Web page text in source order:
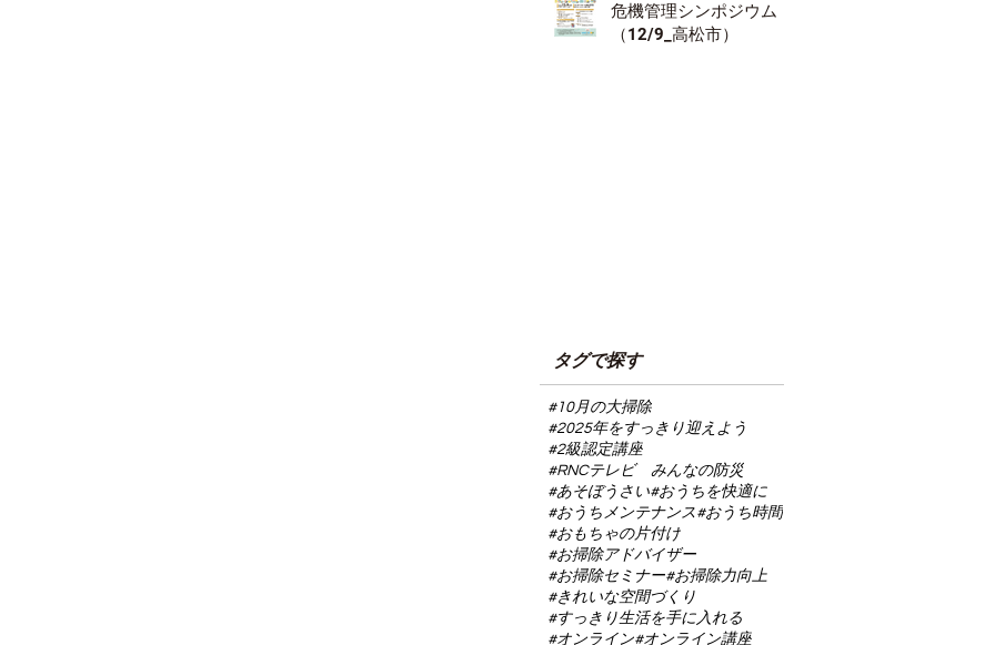
危機管理シンポジウム
（12/9_高松市）
タグで探す
#10月の大掃除
#2025年をすっきり迎えよう
#2級認定講座
#RNCテレビ みんなの防災
#あそぼうさい#おうちを快適に
#おうちメンテナンス#おうち時間
#おもちゃの片付け
#お掃除アドバイザー
#お掃除セミナー#お掃除力向上
#きれいな空間づくり
#すっきり生活を手に入れる
#オンライン#オンライン講座